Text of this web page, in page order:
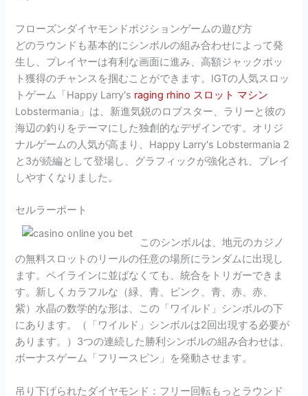
フローズンダイヤモンドポジションゲームの遊び方
どのラウンドも基本的にシンボルの組み合わせによって発
生し、プレイヤーは有利な画面に進み、高額ジャックポッ
ト獲得のチャンスを掴むことができます。IGTの人気スロッ
トゲーム「Happy Larry's raging rhino スロット マシン
Lobstermania」は、新進気鋭のロブスター、ラリーと彼の
海辺の釣りをテーマにした独創的なデザインです。オリジ
ナルゲームの人気が高まり、Happy Larry's Lobstermania 2
と3が続編として登場し、グラフィックが強化され、プレイ
しやすくなりました。
セルラーポート
このシンボルは、地元のカジノ
の無料スロットのリールの任意の場所にランダムに出現し
ます。ペイラインに並ばなくても、統合をトリガーできま
す。新しくカラフルな（緑、青、ピンク、青、赤、赤、
紫）水晶の数学的な形は、この「ワイルド」シンボルの下
にあります。（「ワイルド」シンボルは2回出現する必要が
あります。）3つの連続した勝利シンボルの組み合わせは、
ボーナスゲーム「フリースピン」を発動させます。
吊り下げられたダイヤモンド：フリー回転もっとラウンド